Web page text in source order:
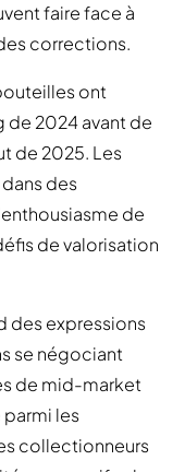
faire face à
corrections.
ont
de 2024 avant de
de 2025. Les
des
de
de valorisation
des expressions
se négociant
de mid-market
les
collectionneurs